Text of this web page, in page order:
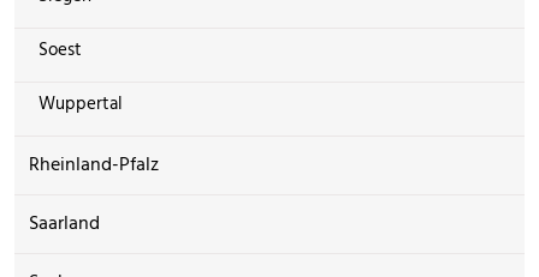
Soest
Wuppertal
Rheinland-Pfalz
Saarland